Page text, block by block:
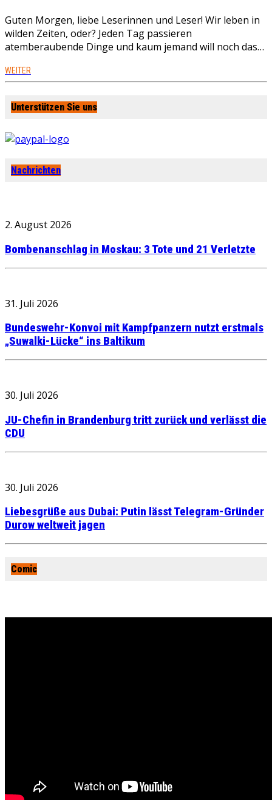
Guten Morgen, liebe Leserinnen und Leser! Wir leben in
wilden Zeiten, oder? Jeden Tag passieren
atemberaubende Dinge und kaum jemand will noch das…
WEITER
Unterstützen Sie uns
Nachrichten
2. August 2026
Bombenanschlag in Moskau: 3 Tote und 21 Verletzte
31. Juli 2026
Bundeswehr-Konvoi mit Kampfpanzern nutzt erstmals
„Suwalki-Lücke“ ins Baltikum
30. Juli 2026
JU-Chefin in Brandenburg tritt zurück und verlässt die
CDU
30. Juli 2026
Liebesgrüße aus Dubai: Putin lässt Telegram-Gründer
Durow weltweit jagen
Comic